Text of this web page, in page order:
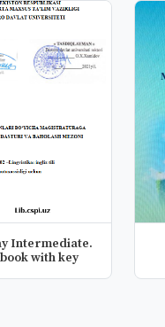
Intermediate.
with key